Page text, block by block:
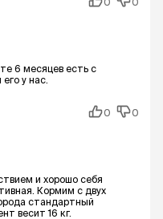
6 месяцев есть с
у нас.
0 0
и хорошо себя
Кормим с двух
стандартный
весит 16 кг.